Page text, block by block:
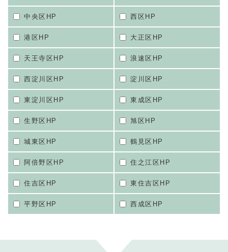
中央区HP 西区HP
港区HP 大正区HP
天王寺区HP 浪速区HP
西淀川区HP 淀川区HP
東淀川区HP 東成区HP
生野区HP 旭区HP
城東区HP 鶴見区HP
阿倍野区HP 住之江区HP
住吉区HP 東住吉区HP
平野区HP 西成区HP